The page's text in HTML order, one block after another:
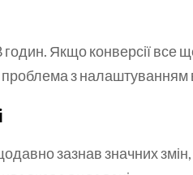
Якщо конверсії все
з налаштуванням
зазнав значних змін,